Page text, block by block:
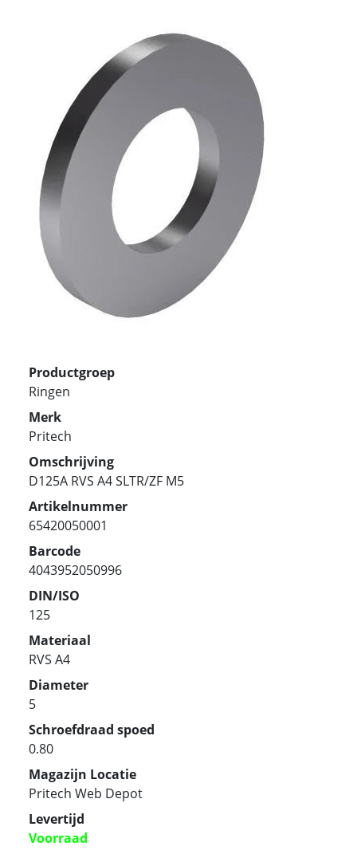
Productgroep
Ringen
Merk
Pritech
Omschrijving
D125A RVS A4 SLTR/ZF M5
Artikelnummer
65420050001
Barcode
4043952050996
DIN/ISO
125
Materiaal
RVS A4
Diameter
5
Schroefdraad spoed
0.80
Magazijn Locatie
Pritech Web Depot
Levertijd
Voorraad